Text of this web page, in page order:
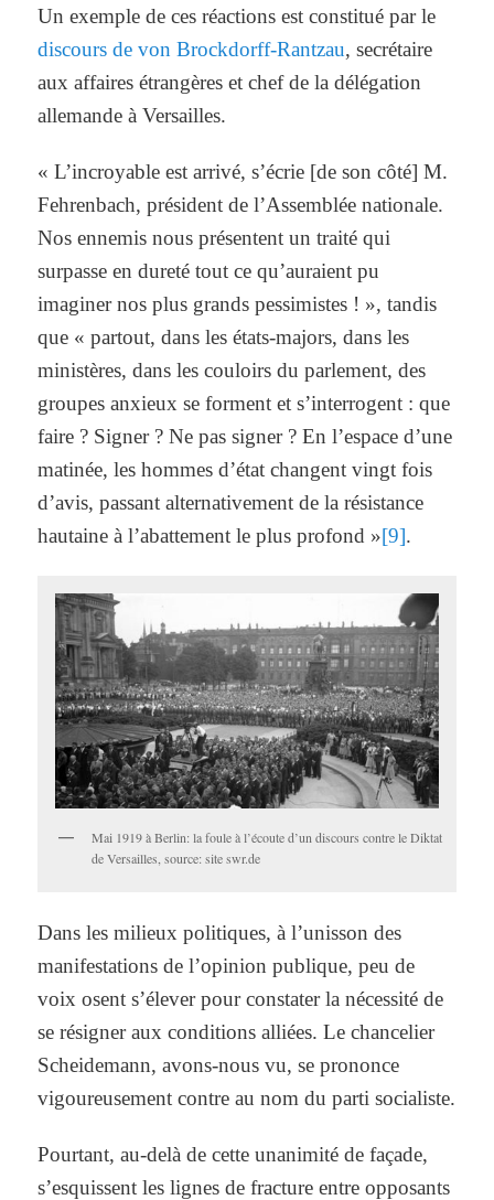
Un exemple de ces réactions est constitué par le
discours de von Brockdorff-Rantzau, secrétaire
aux affaires étrangères et chef de la délégation
allemande à Versailles.
« L’incroyable est arrivé, s’écrie [de son côté] M.
Fehrenbach, président de l’Assemblée nationale.
Nos ennemis nous présentent un traité qui
surpasse en dureté tout ce qu’auraient pu
imaginer nos plus grands pessimistes ! », tandis
que « partout, dans les états-majors, dans les
ministères, dans les couloirs du parlement, des
groupes anxieux se forment et s’interrogent : que
faire ? Signer ? Ne pas signer ? En l’espace d’une
matinée, les hommes d’état changent vingt fois
d’avis, passant alternativement de la résistance
hautaine à l’abattement le plus profond »[9].
Mai 1919 à Berlin: la foule à l’écoute d’un discours contre le Diktat
de Versailles, source: site swr.de
Dans les milieux politiques, à l’unisson des
manifestations de l’opinion publique, peu de
voix osent s’élever pour constater la nécessité de
se résigner aux conditions alliées. Le chancelier
Scheidemann, avons-nous vu, se prononce
vigoureusement contre au nom du parti socialiste.
Pourtant, au-delà de cette unanimité de façade,
s’esquissent les lignes de fracture entre opposants